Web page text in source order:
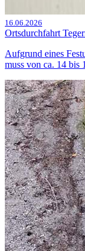
16.06.2026
Ortsdurchfahrt
Aufgrund eines
muss von ca. 14 bis